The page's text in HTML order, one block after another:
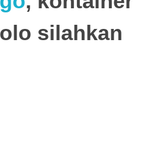
silahkan